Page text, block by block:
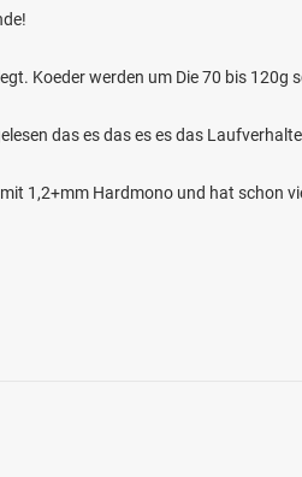
Koeder werden um Die 70 bis 120g
das es das es es das
1,2+mm Hardmono und hat schon